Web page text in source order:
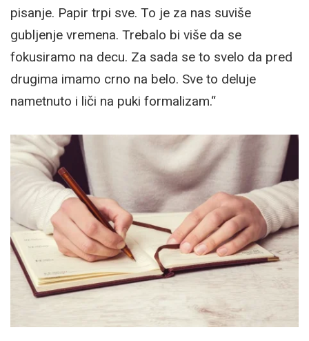
pisanje. Papir trpi sve. To je za nas suviše
gubljenje vremena. Trebalo bi više da se
fokusiramo na decu. Za sada se to svelo da pred
drugima imamo crno na belo. Sve to deluje
nametnuto i liči na puki formalizam.“